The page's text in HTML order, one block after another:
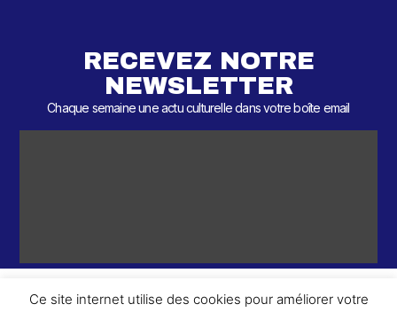
RECEVEZ NOTRE
NEWSLETTER
Chaque semaine une actu culturelle dans votre boîte email
Ce site internet utilise des cookies pour améliorer votre